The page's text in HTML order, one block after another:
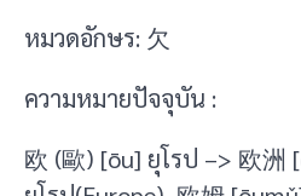
หมวดอักษร: 欠
ความหมายปัจจุบัน :
欧 (歐) [ōu] ยุโรป –> 欧洲